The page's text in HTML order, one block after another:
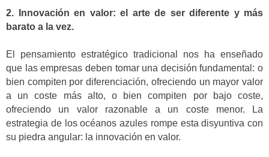
2. Innovación en valor: el arte de ser diferente y más
barato a la vez.
El pensamiento estratégico tradicional nos ha enseñado
que las empresas deben tomar una decisión fundamental: o
bien compiten por diferenciación, ofreciendo un mayor valor
a un coste más alto, o bien compiten por bajo coste,
ofreciendo un valor razonable a un coste menor. La
estrategia de los océanos azules rompe esta disyuntiva con
su piedra angular: la innovación en valor.